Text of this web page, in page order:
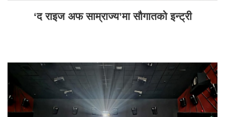
‘द राइज अफ साम्राज्य’मा सौगातको इन्ट्री